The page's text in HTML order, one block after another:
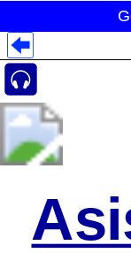
Despliegues
Despliegues
Despliegues